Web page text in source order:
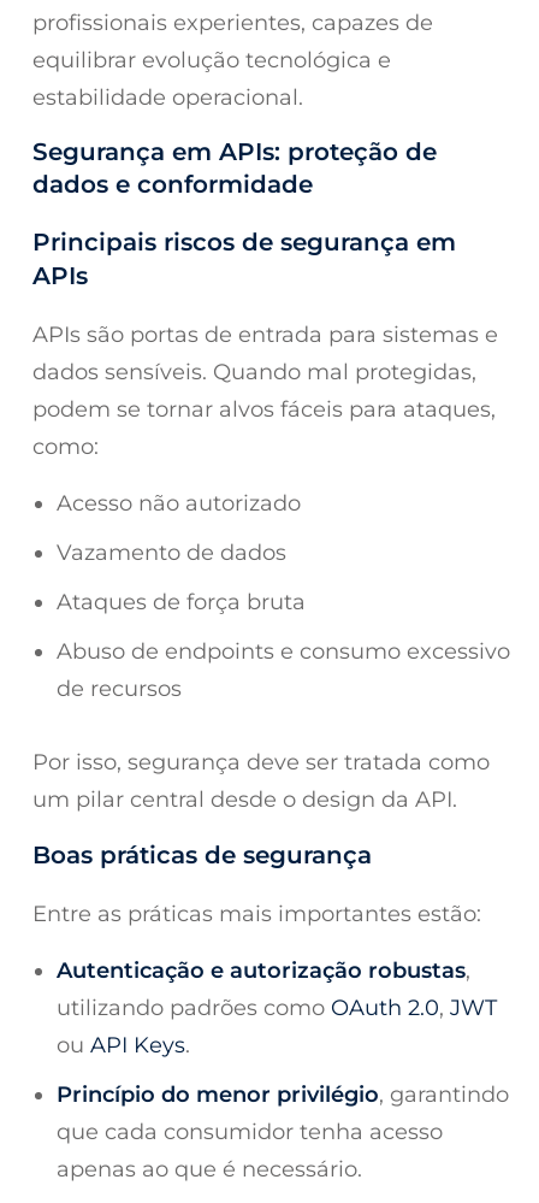
profissionais experientes, capazes de
equilibrar evolução tecnológica e
estabilidade operacional.
Segurança em APIs: proteção de
dados e conformidade
Principais riscos de segurança em
APIs
APIs são portas de entrada para sistemas e
dados sensíveis. Quando mal protegidas,
podem se tornar alvos fáceis para ataques,
como:
Acesso não autorizado
Vazamento de dados
Ataques de força bruta
Abuso de endpoints e consumo excessivo
de recursos
Por isso, segurança deve ser tratada como
um pilar central desde o design da API.
Boas práticas de segurança
Entre as práticas mais importantes estão:
Autenticação e autorização robustas,
utilizando padrões como OAuth 2.0, JWT
ou API Keys.
Princípio do menor privilégio, garantindo
que cada consumidor tenha acesso
apenas ao que é necessário.